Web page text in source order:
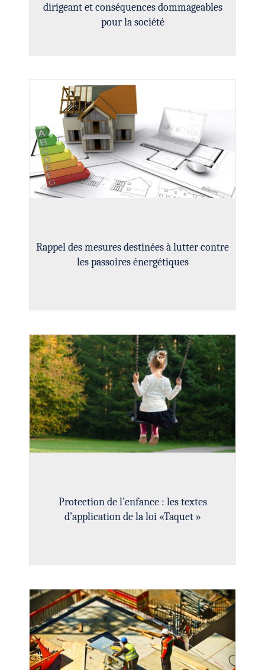
dirigeant et conséquences dommageables
pour la société
Rappel des mesures destinées à lutter contre
les passoires énergétiques
Protection de l’enfance : les textes
d’application de la loi «Taquet »